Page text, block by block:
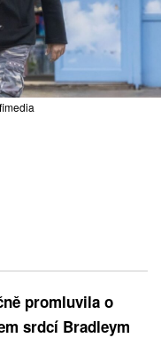
promluvila o
srdcí Bradleym